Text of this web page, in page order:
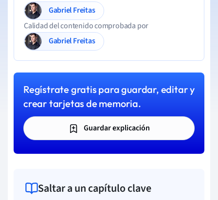
Gabriel Freitas
Calidad del contenido comprobada por
Gabriel Freitas
Regístrate gratis para guardar, editar y
crear tarjetas de memoria.
Guardar explicación
Saltar a un capítulo clave